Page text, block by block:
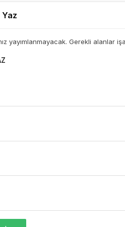
yayımlanmayacak. Gerekli alanlar